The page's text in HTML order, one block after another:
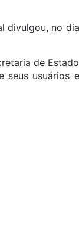
divulgou, no dia
de Estado
seus usuários e